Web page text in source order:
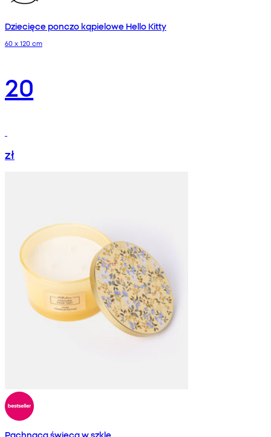
Dziecięce ponczo kąpielowe Hello Kitty
60 x 120 cm
20
zł